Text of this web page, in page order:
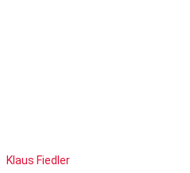
Klaus Fiedler